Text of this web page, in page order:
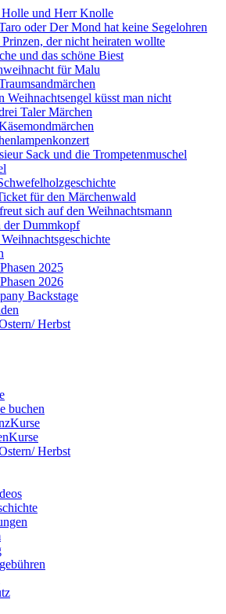
Holle und Herr Knolle
oder Der Mond hat keine Segelohren
der nicht heiraten wollte
und das schöne Biest
für Malu
Weihnachtsengel küsst man nicht
Taler Märchen
Sack und die Trompetenmuschel
für den Märchenwald
sich auf den Weihnachtsmann
der Dummkopf
2025
2026
Backstage
Herbst
buchen
Herbst